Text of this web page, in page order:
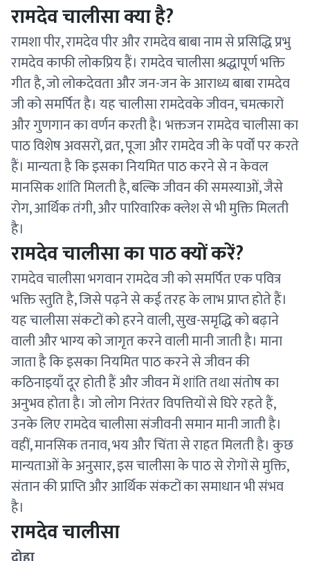
रामदेव चालीसा क्या है?
रामशा पीर, रामदेव पीर और रामदेव बाबा नाम से प्रसिद्धि प्रभु
रामदेव काफी लोकप्रिय हैं। रामदेव चालीसा श्रद्धापूर्ण भक्ति
गीत है, जो लोकदेवता और जन-जन के आराध्य बाबा रामदेव
जी को समर्पित है। यह चालीसा रामदेवके जीवन, चमत्कारों
और गुणगान का वर्णन करती है। भक्तजन रामदेव चालीसा का
पाठ विशेष अवसरों, व्रत, पूजा और रामदेव जी के पर्वों पर करते
हैं। मान्यता है कि इसका नियमित पाठ करने से न केवल
मानसिक शांति मिलती है, बल्कि जीवन की समस्याओं, जैसे
रोग, आर्थिक तंगी, और पारिवारिक क्लेश से भी मुक्ति मिलती
है।
रामदेव चालीसा का पाठ क्यों करें?
रामदेव चालीसा भगवान रामदेव जी को समर्पित एक पवित्र
भक्ति स्तुति है, जिसे पढ़ने से कई तरह के लाभ प्राप्त होते हैं।
यह चालीसा संकटों को हरने वाली, सुख-समृद्धि को बढ़ाने
वाली और भाग्य को जागृत करने वाली मानी जाती है। माना
जाता है कि इसका नियमित पाठ करने से जीवन की
कठिनाइयाँ दूर होती हैं और जीवन में शांति तथा संतोष का
अनुभव होता है। जो लोग निरंतर विपत्तियों से घिरे रहते हैं,
उनके लिए रामदेव चालीसा संजीवनी समान मानी जाती है।
वहीं, मानसिक तनाव, भय और चिंता से राहत मिलती है। कुछ
मान्यताओं के अनुसार, इस चालीसा के पाठ से रोगों से मुक्ति,
संतान की प्राप्ति और आर्थिक संकटों का समाधान भी संभव
है।
रामदेव चालीसा